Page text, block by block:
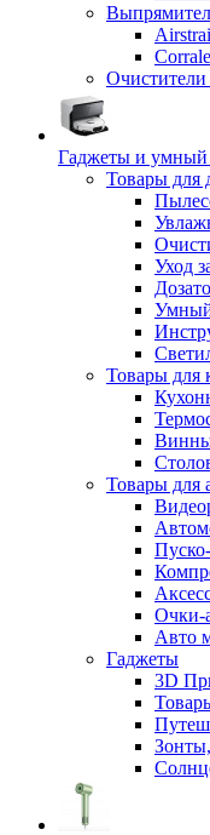
Очистители
Гаджеты и
Товары для
Уход
Товары для
Товары для
Очки-
Авто
Гаджеты
3D